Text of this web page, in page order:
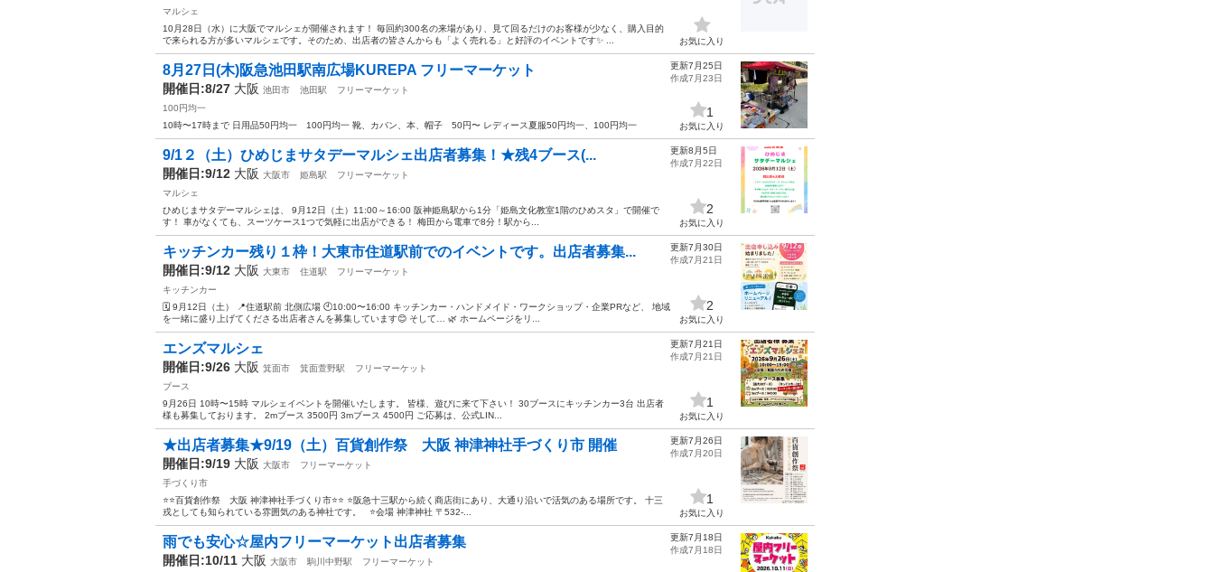
マルシェ
10月28日（水）に大阪でマルシェが開催されます！ 毎回約300名の来場があり、見て回るだけのお客様が少なく、購入目的
で来られる方が多いマルシェです。そのため、出店者の皆さんからも「よく売れる」と好評のイベントです✨ ...
お気に入り
8月27日(木)阪急池田駅南広場KUREPA フリーマーケット
開催日:8/27 大阪 池田市 池田駅
フリーマーケット
100円均一
10時〜17時まで 日用品50円均一 100円均一 靴、カバン、本、帽子 50円〜 レディース夏服50円均一、100円均一
更新7月25日
作成7月23日
1
お気に入り
9/1２（土）ひめじまサタデーマルシェ出店者募集！★残4ブース(...
開催日:9/12 大阪 大阪市 姫島駅
フリーマーケット
マルシェ
ひめじまサタデーマルシェは、 9月12日（土）11:00～16:00 阪神姫島駅から1分「姫島文化教室1階のひめスタ」で開催で
す！ 車がなくても、スーツケース1つで気軽に出店ができる！ 梅田から電車で8分！駅から...
更新8月5日
作成7月22日
2
お気に入り
キッチンカー残り１枠！大東市住道駅前でのイベントです。出店者募集...
開催日:9/12 大阪 大東市 住道駅
フリーマーケット
キッチンカー
🗓 9月12日（土） 📍住道駅前 北側広場 🕙10:00〜16:00 キッチンカー・ハンドメイド・ワークショップ・企業PRなど、 地域
を一緒に盛り上げてくださる出店者さんを募集しています😊 そして… 🌿 ホームページをリ...
更新7月30日
作成7月21日
2
お気に入り
エンズマルシェ
開催日:9/26 大阪 箕面市 箕面萱野駅
フリーマーケット
ブース
9月26日 10時〜15時 マルシェイベントを開催いたします。 皆様、遊びに来て下さい！ 30ブースにキッチンカー3台 出店者
様も募集しております。 2mブース 3500円 3mブース 4500円 ご応募は、公式LIN...
更新7月21日
作成7月21日
1
お気に入り
★出店者募集★9/19（土）百貨創作祭 大阪 神津神社手づくり市 開催
開催日:9/19 大阪 大阪市
フリーマーケット
手づくり市
⭐️⭐️百貨創作祭 大阪 神津神社手づくり市⭐️⭐️ ⭐️阪急十三駅から続く商店街にあり、大通り沿いで活気のある場所です。 十三
戎としても知られている雰囲気のある神社です。 ⭐️会場 神津神社 〒532-...
更新7月26日
作成7月20日
1
お気に入り
雨でも安心☆屋内フリーマーケット出店者募集
開催日:10/11 大阪 大阪市 駒川中野駅
フリーマーケット
更新7月18日
作成7月18日